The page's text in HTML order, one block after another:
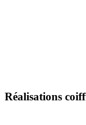
Réalisations